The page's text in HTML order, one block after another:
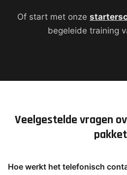
Of start met onze
begeleide training
Veelgestelde vragen
pakket
Hoe werkt het telefonisch